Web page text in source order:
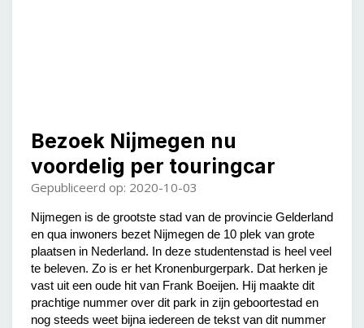
Bezoek Nijmegen nu
voordelig per touringcar
Gepubliceerd op: 2020-10-03
Nijmegen is de grootste stad van de provincie Gelderland
en qua inwoners bezet Nijmegen de 10 plek van grote
plaatsen in Nederland. In deze studentenstad is heel veel
te beleven. Zo is er het Kronenburgerpark. Dat herken je
vast uit een oude hit van Frank Boeijen. Hij maakte dit
prachtige nummer over dit park in zijn geboortestad en
nog steeds weet bijna iedereen de tekst van dit nummer